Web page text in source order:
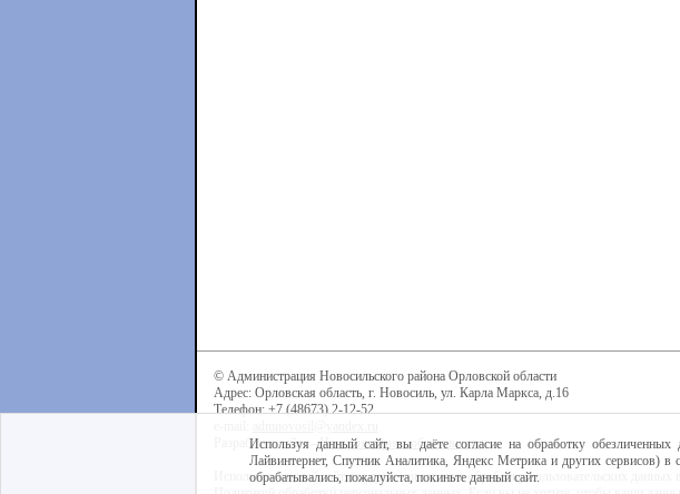
© Администрация Новосильского района Орловской области
Адрес: Орловская область, г. Новосиль, ул. Карла Маркса, д.16
Телефон: +7 (48673) 2-12-52
Разработка сайта -Центр интернет-образования
Используя данный сайт, вы даёте согласие на обработку пользовательских данных в
Используя данный сайт, вы даёте согласие на обработку
Лайвинтернет, Спутник Аналитика, Яндекс Метрика и других сервисов) в
обрабатывались, пожалуйста, покиньте данный сайт.